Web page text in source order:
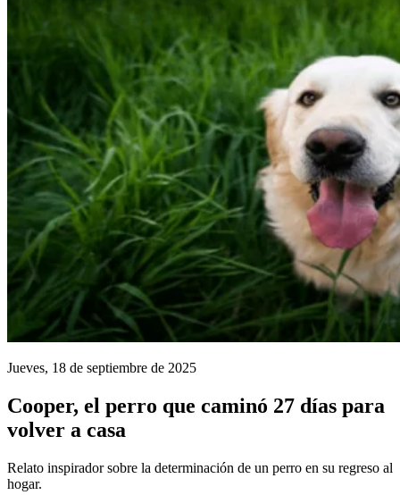
Jueves, 18 de septiembre de 2025
Cooper, el perro que caminó 27 días para
volver a casa
Relato inspirador sobre la determinación de un perro en su regreso al
hogar.